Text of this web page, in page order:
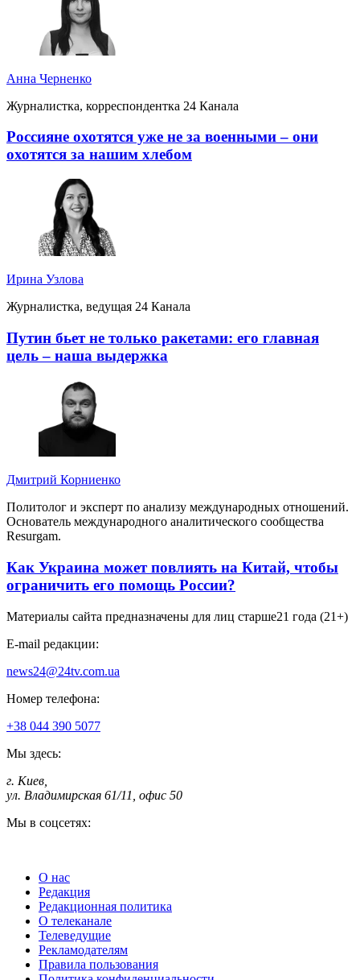
Анна Черненко
Журналистка, корреспондентка 24 Канала
Россияне охотятся уже не за военными – они
охотятся за нашим хлебом
Ирина Узлова
Журналистка, ведущая 24 Канала
Путин бьет не только ракетами: его главная
цель – наша выдержка
Дмитрий Корниенко
Политолог и эксперт по анализу международных отношений.
Основатель международного аналитического сообщества
Resurgam.
Как Украина может повлиять на Китай, чтобы
ограничить его помощь России?
Материалы сайта предназначены для лиц старше21 года (21+)
E-mail редакции:
news24@24tv.com.ua
Номер телефона:
+38 044 390 5077
Мы здесь:
г. Киев
ул. Владимирская 61/11, офис 50
Мы в соцсетях:
О нас
Редакция
Редакционная политика
О телеканале
Телеведущие
Рекламодателям
Правила пользования